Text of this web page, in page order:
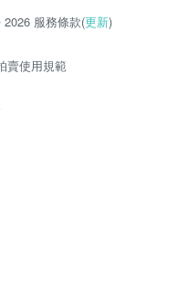
服務條款(更新)
賣使用規範